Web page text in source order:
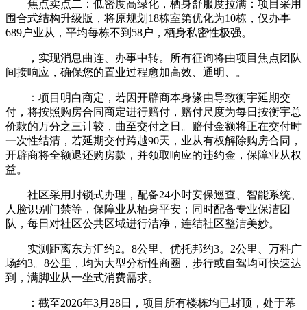
焦点卖点二：低密度高绿化，栖身舒服度拉满：项目采用
围合式结构升级版，将原规划18栋室第优化为10栋，仅办事
689户业从，平均每栋不到58户，栖身私密性极强。
，实现消息曲连、办事中转。所有征询将由项目焦点团队
间接响应，确保您的置业过程愈加高效、通明、。
：项目明白商定，若因开辟商本身缘由导致衡宇延期交
付，将按照购房合同商定进行赔付，赔付尺度为每日按衡宇总
价款的万分之三计较，曲至交付之日。赔付金额将正在交付时
一次性结清，若延期交付跨越90天，业从有权解除购房合同，
开辟商将全额退还购房款，并领取响应的违约金，保障业从权
益。
社区采用封锁式办理，配备24小时安保巡查、智能系统、
人脸识别门禁等，保障业从栖身平安；同时配备专业保洁团
队，每日对社区公共区域进行洁净，连结社区整洁美妙。
实测距离东方汇约2。8公里、优托邦约3。2公里、万科广
场约3。8公里，均为大型分析性商圈，步行或自驾均可快速达
到，满脚业从一坐式消费需求。
：截至2026年3月28日，项目所有楼栋均已封顶，处于幕